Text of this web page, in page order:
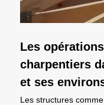
Les
charpentiers
et ses
Les structures